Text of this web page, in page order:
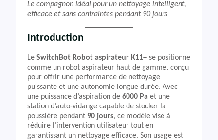
Le compagnon idéal pour un nettoyage intelligent,
efficace et sans contraintes pendant 90 jours
Introduction
Le SwitchBot Robot aspirateur K11+ se positionne
comme un robot aspirateur haut de gamme, conçu
pour offrir une performance de nettoyage
puissante et une autonomie longue durée. Avec
une puissance d’aspiration de 6000 Pa et une
station d’auto-vidange capable de stocker la
poussière pendant 90 jours, ce modèle vise à
réduire l’intervention utilisateur tout en
garantissant un nettoyage efficace. Son usage est